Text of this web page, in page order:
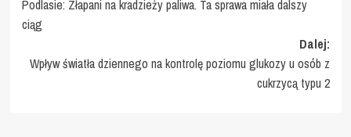
wpisy
Podlasie: Złapani na kradzieży paliwa. Ta sprawa miała dalszy
ciąg
Dalej:
Wpływ światła dziennego na kontrolę poziomu glukozy u osób z
cukrzycą typu 2